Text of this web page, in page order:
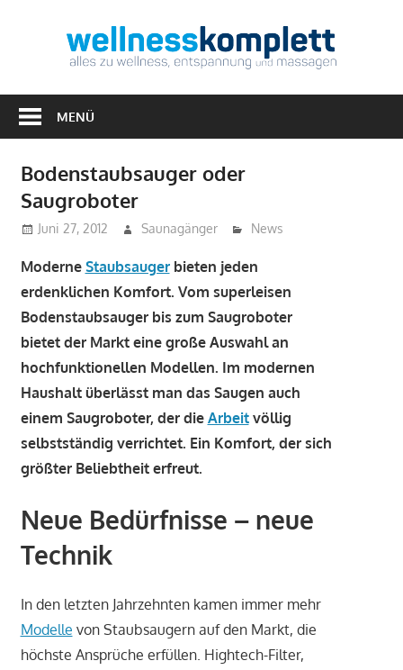
zu
&
Massagen
MENÜ
Bodenstaubsauger oder
Saugroboter
Juni 27, 2012 Saunagänger News
Moderne Staubsaugerbieten jeden
erdenklichen Komfort. Vom superleisen
Bodenstaubsauger bis zum Saugroboter
bietet der Markt eine große Auswahl an
hochfunktionellen Modellen. Im modernen
Haushalt überlässt man das Saugen auch
einem Saugroboter, der die Arbeitvöllig
selbstständig verrichtet. Ein Komfort, der sich
größter Beliebtheit erfreut.
Neue Bedürfnisse – neue
Technik
In den letzten Jahrzehnten kamen immer mehr
Modelle von Staubsaugern auf den Markt, die
höchste Ansprüche erfüllen. Hightech-Filter,